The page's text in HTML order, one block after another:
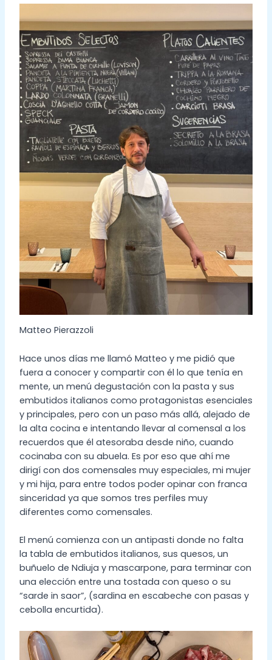
Matteo Pierazzoli
Hace unos días me llamó Matteo y me pidió que
fuera a conocer y compartir con él lo que tenía en
mente, un menú degustación con la pasta y sus
embutidos italianos como protagonistas esenciales
y principales, pero con un paso más allá, alejado de
la alta cocina e intentando llevar al comensal a los
recuerdos que él atesoraba desde niño, cuando
cocinaba con su abuela. Es por eso que ahí me
dirigí con dos comensales muy especiales, mi mujer
y mi hija, para entre todos poder opinar con franca
sinceridad ya que somos tres perfiles muy
diferentes como comensales.
El menú comienza con un antipasti donde no falta
la tabla de embutidos italianos, sus quesos, un
buñuelo de Ndiuja y mascarpone, para terminar con
una elección entre una tostada con queso o su
“sarde in saor”, (sardina en escabeche con pasas y
cebolla encurtida).